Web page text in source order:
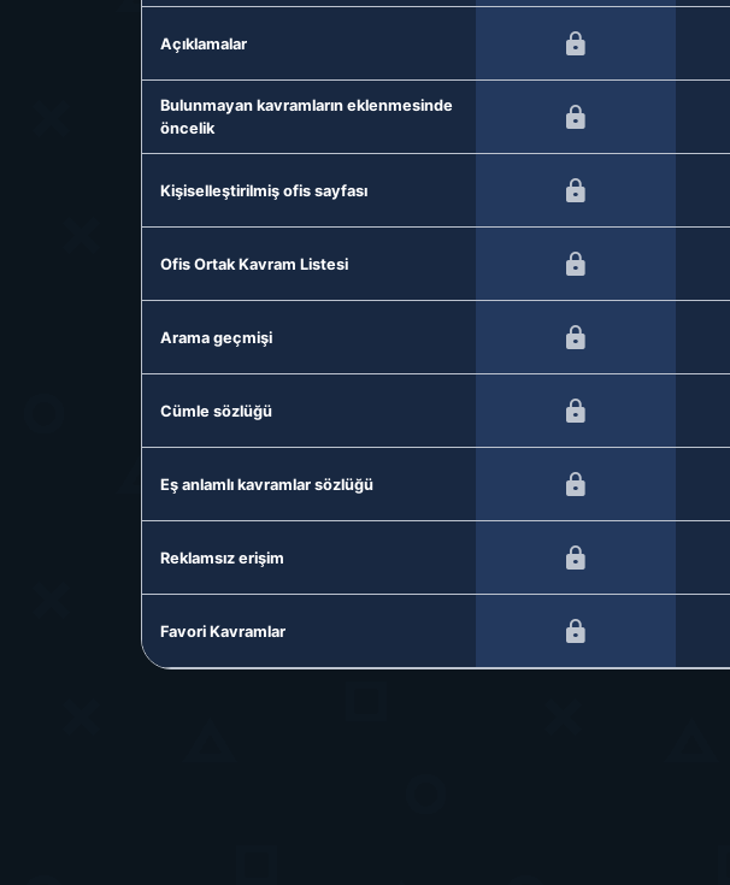
Açıklamalar
Bulunmayan kavramların eklenmesinde
öncelik
Kişiselleştirilmiş ofis sayfası
Ofis Ortak Kavram Listesi
Arama geçmişi
Cümle sözlüğü
Eş anlamlı kavramlar sözlüğü
Reklamsız erişim
Favori Kavramlar